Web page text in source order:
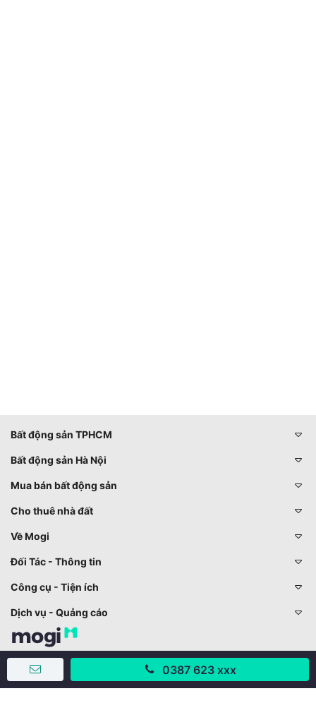
0387 623 xxx
Bất động sản TPHCM
Bất động sản Hà Nội
Mua bán bất động sản
Cho thuê nhà đất
Về Mogi
Đối Tác - Thông tin
Công cụ - Tiện ích
Dịch vụ - Quảng cáo
028 73001234 - 024 73001234
trogiup@mogi.vn